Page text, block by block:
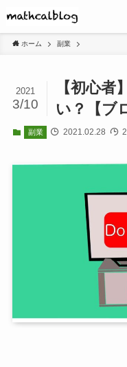
ホーム 副業
【初心
い？【ブ
2021
3/10
副業 2021.02.28